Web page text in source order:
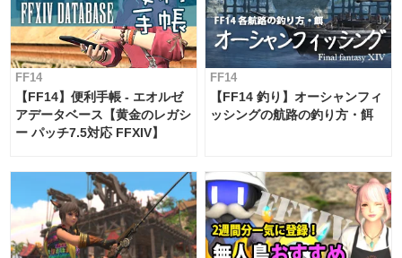
FF14
【FF14】便利手帳 - エオルゼ
アデータベース【黄金のレガシ
ー パッチ7.5対応 FFXIV】
FF14
【FF14 釣り】オーシャンフィ
ッシングの航路の釣り方・餌